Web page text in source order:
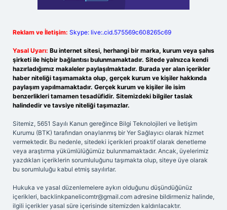
Reklam ve İletişim: Skype: live:.cid.575569c608265c69
Yasal Uyarı: Bu internet sitesi, herhangi bir marka, kurum veya şahıs
şirketi ile hiçbir bağlantısı bulunmamaktadır. Sitede yalnızca kendi
hazırladığımız makaleler paylaşılmaktadır. Burada yer alan içerikler
haber niteliği taşımamakta olup, gerçek kurum ve kişiler hakkında
paylaşım yapılmamaktadır. Gerçek kurum ve kişiler ile isim
benzerlikleri tamamen tesadüfidir. Sitemizdeki bilgiler taslak
halindedir ve tavsiye niteliği taşımazlar.
Sitemiz, 5651 Sayılı Kanun gereğince Bilgi Teknolojileri ve İletişim
Kurumu (BTK) tarafından onaylanmış bir Yer Sağlayıcı olarak hizmet
vermektedir. Bu nedenle, sitedeki içerikleri proaktif olarak denetleme
veya araştırma yükümlülüğümüz bulunmamaktadır. Ancak, üyelerimiz
yazdıkları içeriklerin sorumluluğunu taşımakta olup, siteye üye olarak
bu sorumluluğu kabul etmiş sayılırlar.
Hukuka ve yasal düzenlemelere aykırı olduğunu düşündüğünüz
içerikleri, backlinkpanelicomtr@gmail.com adresine bildirmeniz halinde,
ilgili içerikler yasal süre içerisinde sitemizden kaldırılacaktır.